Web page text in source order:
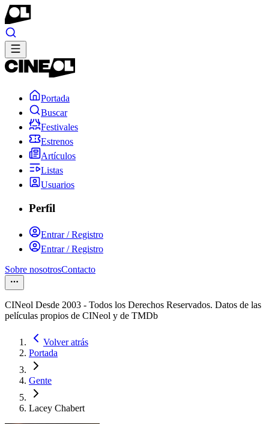
Portada
Buscar
Festivales
Estrenos
Artículos
Listas
Usuarios
Perfil
Entrar / Registro
Entrar / Registro
Sobre nosotrosContacto
CINeol Desde 2003 - Todos los Derechos Reservados. Datos de las
películas propios de CINeol y de TMDb
Volver atrás
Portada
Gente
Lacey Chabert